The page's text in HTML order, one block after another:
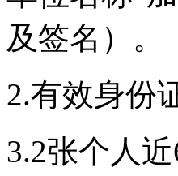
及签名）。
2.有效身份
3.2张个人